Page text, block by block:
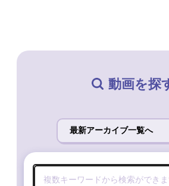
動画を探
最新アーカイブ一覧へ